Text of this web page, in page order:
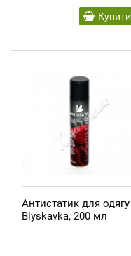
Купити
Антистатик для одягу
Blyskavka, 200 мл